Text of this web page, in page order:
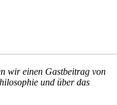
wir einen Gastbeitrag von
und über das